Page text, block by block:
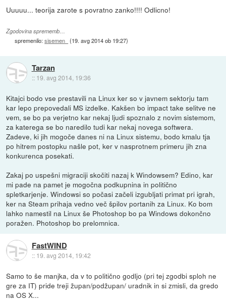
Uuuuu... teorija zarote s povratno zanko!!!! Odlicno!
Zgodovina sprememb…
spremenilo:sisemen (19. avg 2014 ob 19:27)
Tarzan
:: 19. avg 2014, 19:36
Kitajci bodo vse prestavili na Linux ker so v javnem sektorju tam
kar lepo prepovedali MS izdelke. Kakšen bo impact take selitve ne
vem, se bo pa verjetno kar nekaj ljudi spoznalo z novim sistemom,
za katerega se bo naredilo tudi kar nekaj novega softwera.
Zadeve, ki jih mogoče danes ni na Linux sistemu, bodo kmalu tja
po hitrem postopku našle pot, ker v nasprotnem primeru jih zna
konkurenca posekati.
Zakaj po uspešni migraciji skočiti nazaj k Windowsem? Edino, kar
mi pade na pamet je mogočna podkupnina in politično
spletkarjenje. Windowsi so počasi začeli izgubljati primat pri igrah,
ker na Steam prihaja vedno več špilov portanih za Linux. Ko bom
lahko namestil na Linux še Photoshop bo pa Windows dokončno
poražen. Photoshop bo prelomnica.
FastWIND
:: 19. avg 2014, 19:42
Samo to še manjka, da v to politično godljo (pri tej zgodbi sploh ne
gre za IT) pride treji župan/podžupan/ uradnik in si zmisli, da gredo
na OS X...